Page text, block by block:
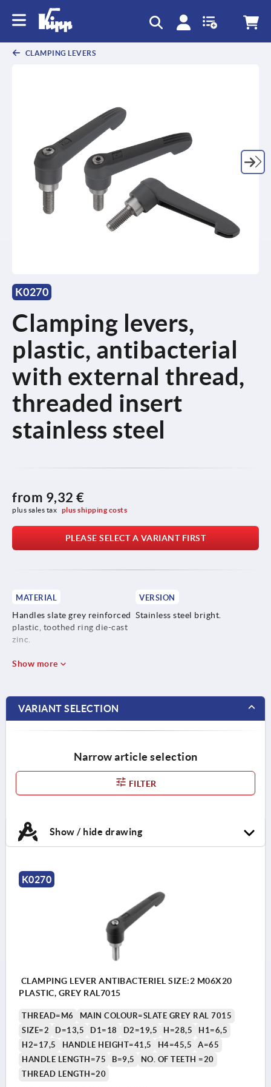
CLAMPING LEVERS
K0270
Clamping levers,
plastic, antibacterial
with external thread,
threaded insert
stainless steel
from 9,32 €
plus sales tax plus shipping costs
PLEASE SELECT A VARIANT FIRST
MATERIAL
Handles slate grey reinforced
plastic, toothed ring die-cast
zinc.
Steel parts stainless steel
VERSION
Stainless steel bright.
Show more
VARIANT SELECTION
Narrow article selection
FILTER
Show / hide drawing
K0270
CLAMPING LEVER ANTIBACTERIEL SIZE:2 M06X20
PLASTIC, GREY RAL7015
THREAD=M6
MAIN COLOUR=SLATE GREY RAL 7015
SIZE=2
D=13,5 D1=18 D2=19,5 H=28,5
H1=6,5
H2=17,5
HANDLE HEIGHT=41,5 H4=45,5
A=65
HANDLE LENGTH=75
B=9,5
NO. OF TEETH =20
THREAD LENGTH=20